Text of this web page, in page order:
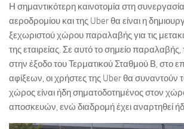
Η σημαντικότερη καινοτομία στη
αεροδρομίου και της Uber θα είναι η
ξεχωριστού χώρου παραλαβής για τις
της εταιρείας. Σε αυτό το σημείο παραλαβής,
στην έξοδο του Τερματικού Σταθμού Β, στο
αφίξεων, οι χρήστες της Uber θα συναντούν
χώρος είναι ήδη σηματοδοτημένος στον
αποσκευών, ενώ διαδρομή έχει αναρτηθεί